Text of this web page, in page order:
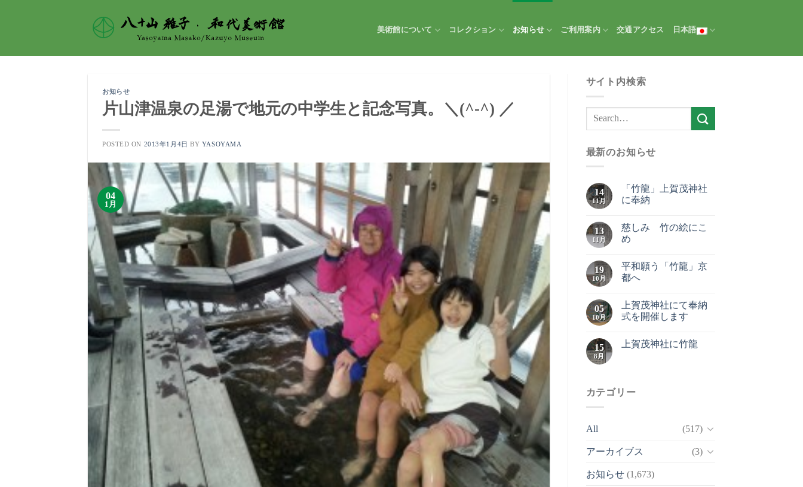
美術館について コレクション お知らせ ご利用案内 交通アクセス 日本語
お知らせ
片山津温泉の足湯で地元の中学生と記念写真。＼(^-^) ／
POSTED ON 2013年1月4日 BY YASOYAMA
04
1月
サイト内検索
最新のお知らせ
14
11月
「竹龍」上賀茂神社
に奉納
13
11月
慈しみ 竹の絵にこ
め
19
10月
平和願う「竹龍」京
都へ
05
10月
上賀茂神社にて奉納
式を開催します
15
8月
上賀茂神社に竹龍
カテゴリー
All (517)
アーカイブス (3)
お知らせ(1,673)